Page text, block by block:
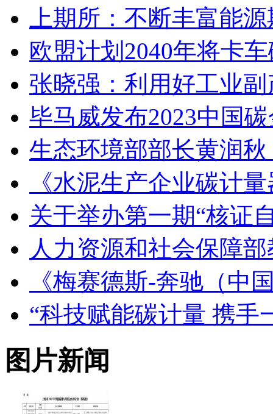
上期所：不断丰富能
欧盟计划2040年将卡
张晓强：利用好工业
毕马威发布2023中国
生态环境部部长黄润
《水泥生产企业碳计
关于举办第一期“核证
人力资源和社会保障
《梅赛德斯-奔驰（中
“科技赋能碳计量 携手
图片新闻